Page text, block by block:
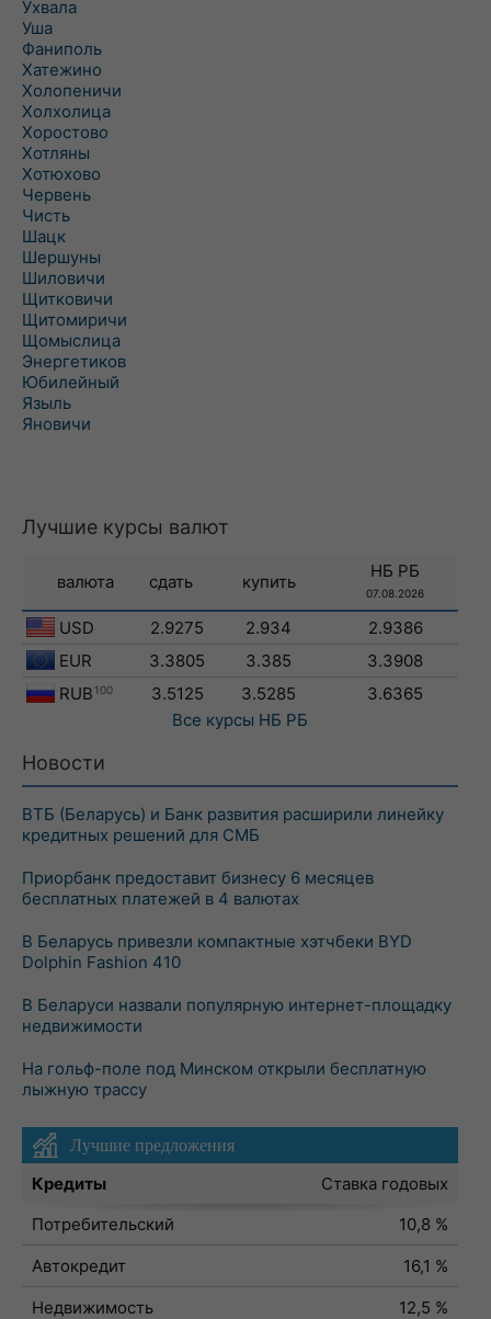
Ухвала
Уша
Фаниполь
Хатежино
Холопеничи
Холхолица
Хоростово
Хотляны
Хотюхово
Червень
Чисть
Шацк
Шершуны
Шиловичи
Щитковичи
Щитомиричи
Щомыслица
Энергетиков
Юбилейный
Языль
Яновичи
Лучшие курсы валют
валюта сдать купить
НБ РБ
07.08.2026
USD 2.9275 2.934
2.9386
EUR
3.3805 3.385
3.3908
RUB 100 3.5125 3.5285
3.6365
Все курсы НБ РБ
Новости
ВТБ (Беларусь) и Банк развития расширили линейку
кредитных решений для СМБ
Приорбанк предоставит бизнесу 6 месяцев
бесплатных платежей в 4 валютах
В Беларусь привезли компактные хэтчбеки BYD
Dolphin Fashion 410
В Беларуси назвали популярную интернет-площадку
недвижимости
На гольф-поле под Минском открыли бесплатную
лыжную трассу
Лучшие предложения
Кредиты
Ставка годовых
Потребительский
10,8 %
Автокредит
16,1 %
Недвижимость
12,5 %